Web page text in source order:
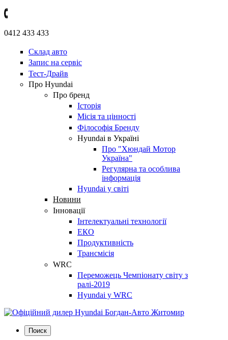
0412 433 433
Склад авто
Запис на сервіс
Тест-Драйв
Про Hyundai
Про бренд
Історія
Місія та цінності
Філософія Бренду
Hyundai в Україні
Про "Хюндай Мотор
Україна"
Регулярна та особлива
інформація
Hyundai у світі
Новини
Інновації
Інтелектуальні технології
ЕКО
Продуктивність
Трансмісія
WRC
Переможець Чемпіонату світу з
ралі-2019
Hyundai у WRC
Поиск